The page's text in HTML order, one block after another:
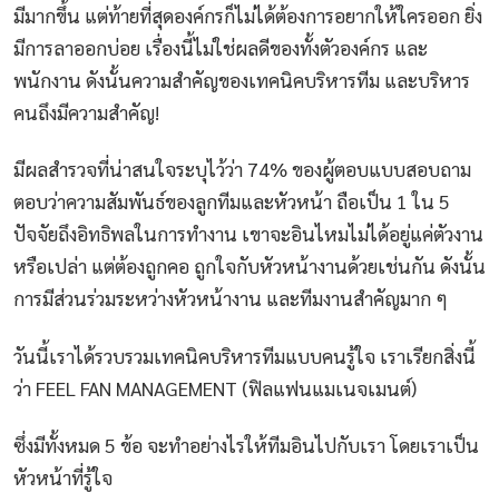
มีมากขึ้น แต่ท้ายที่สุดองค์กรก็ไม่ได้ต้องการอยากให้ใครออก ยิ่ง
มีการลาออกบ่อย เรื่องนี้ไม่ใช่ผลดีของทั้งตัวองค์กร และ
พนักงาน ดังนั้นความสำคัญของเทคนิคบริหารทีม และบริหาร
คนถึงมีความสำคัญ!
มีผลสำรวจที่น่าสนใจระบุไว้ว่า 74% ของผู้ตอบแบบสอบถาม
ตอบว่าความสัมพันธ์ของลูกทีมและหัวหน้า ถือเป็น 1 ใน 5
ปัจจัยถึงอิทธิพลในการทำงาน เขาจะอินไหมไม่ได้อยู่แค่ตัวงาน
หรือเปล่า แต่ต้องถูกคอ ถูกใจกับหัวหน้างานด้วยเช่นกัน ดังนั้น
การมีส่วนร่วมระหว่างหัวหน้างาน และทีมงานสำคัญมาก ๆ
วันนี้เราได้รวบรวมเทคนิคบริหารทีมแบบคนรู้ใจ เราเรียกสิ่งนี้
ว่า FEEL FAN MANAGEMENT (ฟิลแฟนแมเนจเมนต์)
ซึ่งมีทั้งหมด 5 ข้อ จะทำอย่างไรให้ทีมอินไปกับเรา โดยเราเป็น
หัวหน้าที่รู้ใจ